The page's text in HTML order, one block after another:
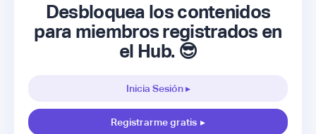
Desbloquea los contenidos
para miembros registrados en
el Hub. 😎
Inicia Sesión ▸
Registrarme gratis ▸